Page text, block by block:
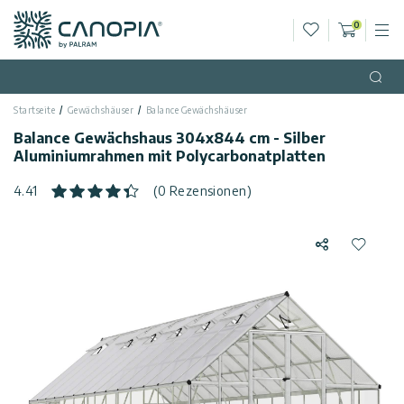
Canopia AT
Deutsch
Land USA
Kategorien
Gartenhäuser
Terrassenüberdachungen
Geschäftsbedingungen
Wunschliste
0
Startseite Gewächshäuser Balance Gewächshäuser
Balance Gewächshaus 304x844 cm - Silber
Aluminiumrahmen mit Polycarbonatplatten
4.41 (0 Rezensionen)
TeilenZur